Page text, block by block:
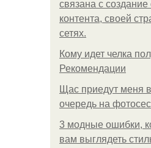
связана с создание
контента, своей
сетях.
Кому идет челка
Рекомендации
Щас приедут меня
очередь на
3 модные ошибки,
вам выглядеть